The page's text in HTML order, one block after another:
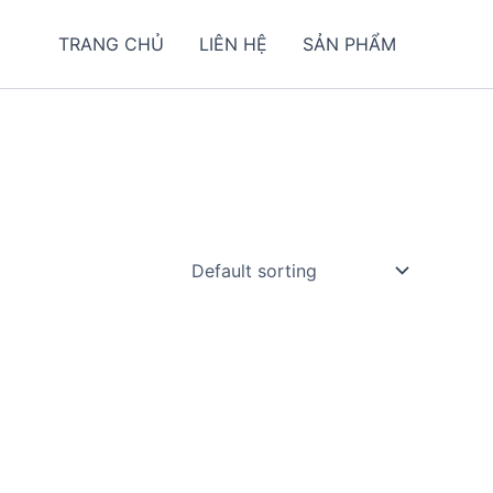
TRANG CHỦ LIÊN HỆ SẢN PHẨM